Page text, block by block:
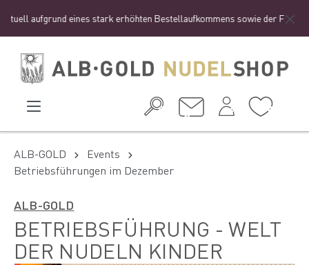
aufgrund eines stark erhöhten Bestellaufkommens sowie der Ferienzeit
ALB-GOLD
Events
Betriebsführungen im Dezember
ALB-GOLD
BETRIEBSFÜHRUNG - WELT
DER NUDELN KINDER